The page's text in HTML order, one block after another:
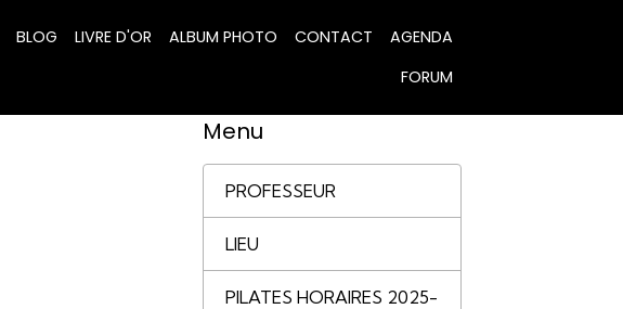
BLOG LIVRE D'OR ALBUM PHOTO CONTACT
AGENDA
FORUM
Menu
PROFESSEUR
LIEU
PILATES HORAIRES 2025-